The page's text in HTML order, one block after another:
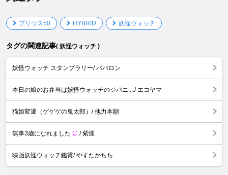
プリウス50 HYBRID 妖怪ウォッチ
タグの関連記事( 妖怪ウォッチ )
妖怪ウォッチ スタンプラリー/ ババロン
本日の娘のお弁当は妖怪ウォッチのジバニ .../ エコヤマ
猫娘変遷（ゲゲゲの鬼太郎）/ 他力本願
無事3歳になれました / 紫煙
映画妖怪ウォッチ鑑賞/ やすたかちち